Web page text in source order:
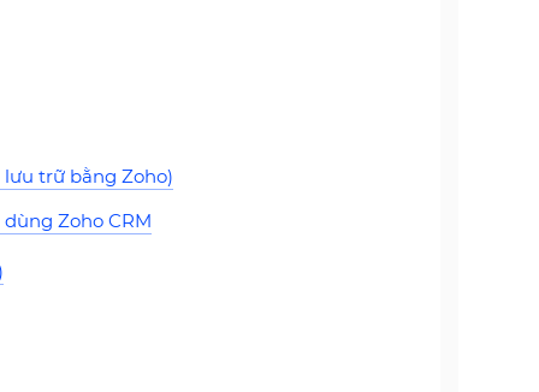
trữ bằng Zoho)
Zoho CRM